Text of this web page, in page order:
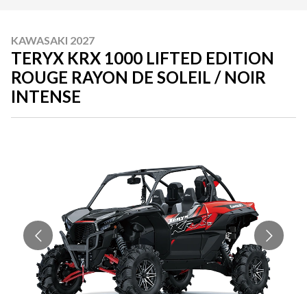
KAWASAKI 2027
TERYX KRX 1000 LIFTED EDITION
ROUGE RAYON DE SOLEIL / NOIR
INTENSE